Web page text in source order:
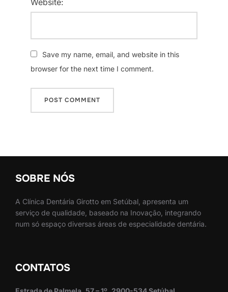
Save my name, email, and website in this
browser for the next time I comment.
SOBRE NÓS
A Clínica Dentária Girotto em Setúbal, apresenta um
serviço de qualidade, baseado na Inovação, integrando
num só espaço diversas áreas de especialidade dentária.
CONTATOS